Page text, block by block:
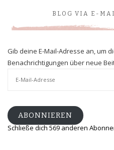
BLOG VIA E-
Gib deine E-Mail-Adresse an, um
Benachrichtigungen über neue
ABONNIEREN
Schließe dich 569 anderen